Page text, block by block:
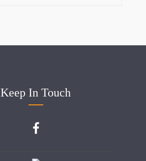
Keep In Touch